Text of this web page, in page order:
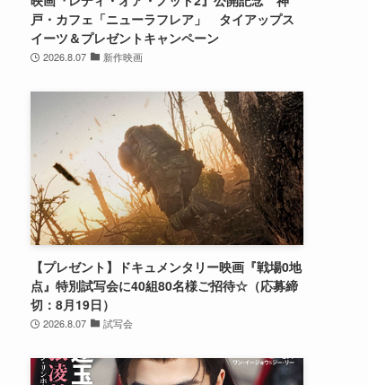
戸・カフェ「ニューラフレア」 タイアップス
イーツ＆プレゼントキャンペーン
2026.8.07 新作映画
【プレゼント】ドキュメンタリー映画『戦場0地
点』特別試写会に40組80名様ご招待☆（応募締
切：8月19日）
2026.8.07 試写会